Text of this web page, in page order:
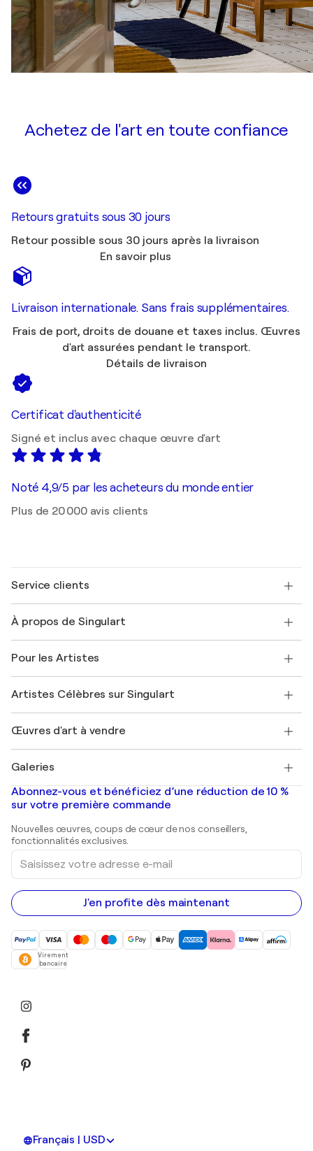
Achetez de l'art en toute confiance
Retours gratuits sous 30 jours
Retour possible sous 30 jours après la livraison
En savoir plus
Livraison internationale. Sans frais supplémentaires.
Frais de port, droits de douane et taxes inclus. Œuvres
d'art assurées pendant le transport.
Détails de livraison
Certificat d'authenticité
Signé et inclus avec chaque œuvre d'art
Noté 4,9/5 par les acheteurs du monde entier
Plus de 20 000 avis clients
Service clients
Expédition
Offrir une carte cadeau
Rejoignez notre programme commercial
Mon compte
+33 1 76 44 06 42
À propos de Singulart
FAQ
Magazine Singulart
Emplois
Découvrez une sélection d'art original
Pour les Artistes
Se connecter en tant qu'Artiste
Artistes Célèbres sur Singulart
Marc Chagall
Banksy
Mr. Brainwash
Shepard Fairey
Œuvres d'art à vendre
Tableaux abstraits à vendre
Peintures de paysage
Estampes
Peintures acryliques
Galeries
Galeries d'art en France
Galeries d'art en Belgique
Abonnez-vous et bénéficiez d’une réduction de 10 %
sur votre première commande
Nouvelles œuvres, coups de cœur de nos conseillers,
fonctionnalités exclusives.
Saisissez
votre
adresse
e-
mail
J'en profite dès maintenant
Virement
bancaire
Français | USD